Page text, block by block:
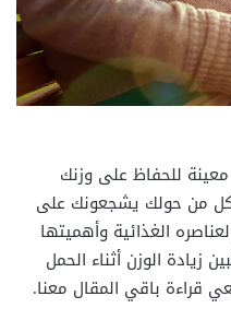
للحفاظ على وزنك
كل من حولك يشجعونك على
الغذائية وأهميتها
زيادة الوزن أثناء الحمل
قراءة باقي المقال معنا.